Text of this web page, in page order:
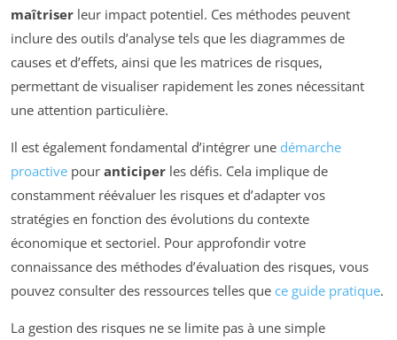
maîtriser leur impact potentiel. Ces méthodes peuvent
inclure des outils d’analyse tels que les diagrammes de
causes et d’effets, ainsi que les matrices de risques,
permettant de visualiser rapidement les zones nécessitant
une attention particulière.
Il est également fondamental d’intégrer une démarche
proactive pour anticiper les défis. Cela implique de
constamment réévaluer les risques et d’adapter vos
stratégies en fonction des évolutions du contexte
économique et sectoriel. Pour approfondir votre
connaissance des méthodes d’évaluation des risques, vous
pouvez consulter des ressources telles que ce guide pratique.
La gestion des risques ne se limite pas à une simple